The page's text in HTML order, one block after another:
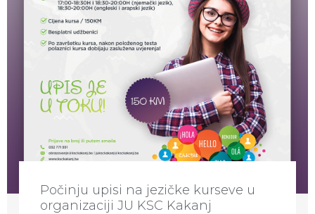
Počinju upisi na jezičke kurseve u
organizaciji JU KSC Kakanj